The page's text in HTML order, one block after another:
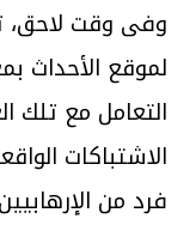
وفى وقت لاحق،
لموقع الأحداث
التعامل مع تلك
فرد من